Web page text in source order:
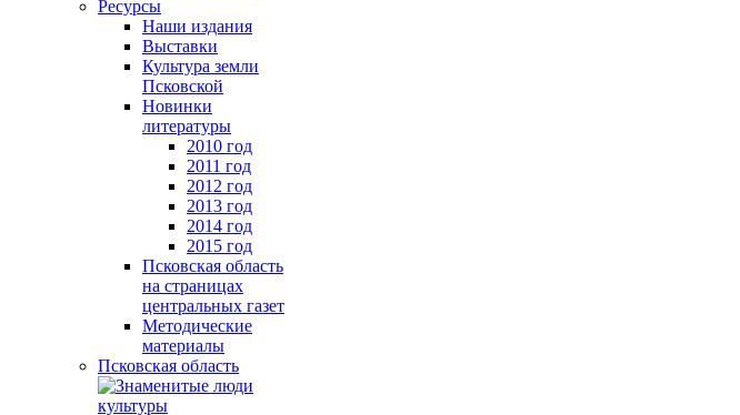
Ресурсы
Наши издания
Выставки
Культура земли
Псковской
Новинки
литературы
2010 год
2011 год
2012 год
2013 год
2014 год
2015 год
Псковская область
на страницах
центральных газет
Методические
материалы
Псковская область